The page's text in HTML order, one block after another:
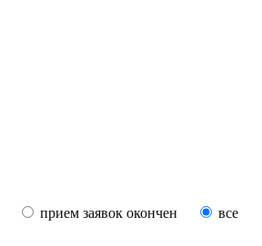
прием заявок окончен все